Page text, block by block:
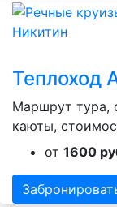
Теплоход
Маршрут тура,
каюты,
от 1600